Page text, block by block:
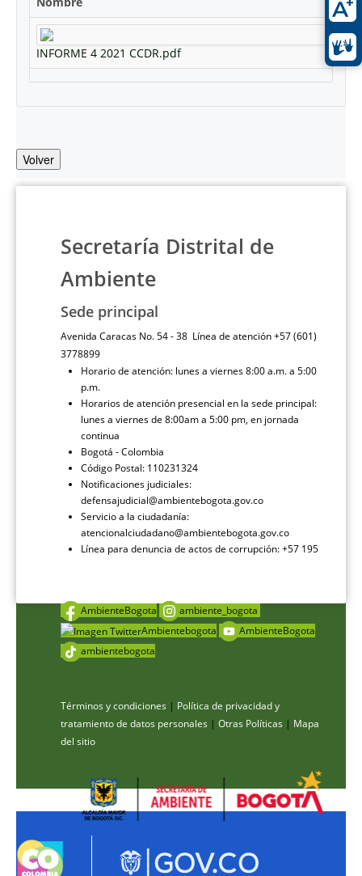
INFORME 4 2021 CCDR.pdf
Volver
Secretaría Distrital de
Ambiente
Sede principal
Avenida Caracas No. 54 - 38 Línea de atención +57 (601)
3778899
Horario de atención: lunes a viernes 8:00 a.m. a 5:00
p.m.
Horarios de atención presencial en la sede principal:
lunes a viernes de 8:00am a 5:00 pm, en jornada
continua
Bogotá - Colombia
Código Postal: 110231324
Notificaciones judiciales:
defensajudicial@ambientebogota.gov.co
Servicio a la ciudadanía:
atencionalciudadano@ambientebogota.gov.co
Línea para denuncia de actos de corrupción: +57 195
AmbienteBogota
ambiente_bogota
Ambientebogota
AmbienteBogota
ambientebogota
Términos y condiciones | Política de privacidad y
tratamiento de datos personales | Otras Políticas | Mapa
del sitio